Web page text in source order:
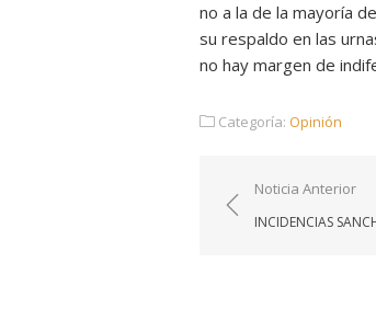
no a la de la mayoría
su respaldo en las
no hay margen de
Categoría: Opinión
Navegación
de
Noticia Anterior
INCIDENCIAS